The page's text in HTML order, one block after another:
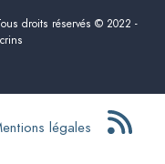
droits réservés © 2022 -
légales